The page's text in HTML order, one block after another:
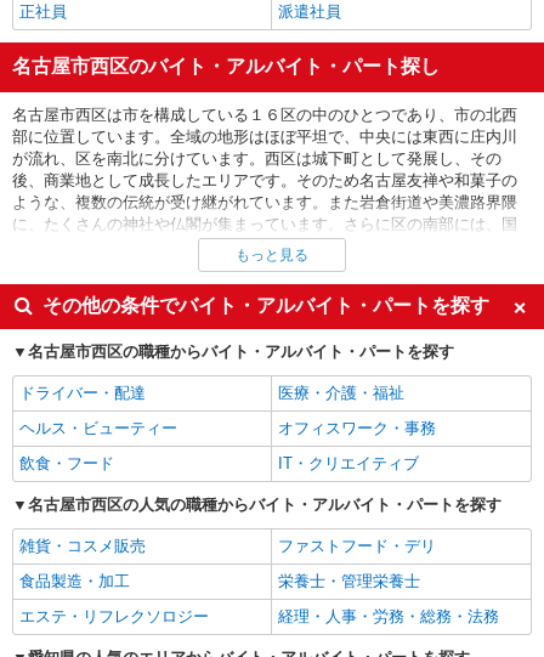
正社員
派遣社員
名古屋市西区のバイト・アルバイト・パート探し
名古屋市西区は市を構成している１６区の中のひとつであり、市の北西
部に位置しています。全域の地形はほぼ平坦で、中央には東西に庄内川
が流れ、区を南北に分けています。西区は城下町として発展し、その
後、商業地として成長したエリアです。そのため名古屋友禅や和菓子の
ような、複数の伝統が受け継がれています。また岩倉街道や美濃路界隈
に、たくさんの神社や仏閣が集まっています。さらに区の南部には、国
内有数の駄菓子や玩具の問屋街が形成されています。区内には名鉄名古
屋本線をはじめ、名古屋市営地下鉄の鶴舞線や東海交通事業の城北線な
ど複数の鉄道の路線が乗り入れています。名古屋市営バスのなどの路線
バスも運行されており、鉄道の駅やバスの停留所のそばに多数の求人が
あります。このエリアには駄菓子屋の集まる商店街があるため、駄菓子
の検品のようなバイトもあります。ほかにもパチンコ店や飲食店でのバ
イトなど、多くの職種の求人を見つけることができます。西区には名古
屋第二環状自動車道、名古屋高速６号清洲線、名古屋高速都心環状線が
通っています。さらに国道２２号や国道３０２号のような一般国道も通
っていて、たくさんの主要道路が集まっている地域です。これらの道路
沿いにはコンビニやファーストフード店が多く、接客業の求人が多いで
す。また西区はパチンコ店のバイトも見つけやすい地区です。さらにこ
のエリアには文房具を製造している会社やインテリア商品を取り扱う専
門商社などもあるため、区内で幅広い種類の求人があります。区内には
神社や仏閣が多く、岩倉街道や美濃路界隈に伊奴神社や蛇池神社、長久
山圓頓寺などがあります。特に長久山圓頓寺の周辺には、円頓寺商店街
があります。神社やお寺の周りだけでなく、庄内緑地公園のような自然
豊かな公園もある地域です。一方、オフィスと商業施設の入った名古屋
のランドマークともいえるビルも西区にあり、オフィスワークの求人も
もっと見る
その他の条件でバイト・アルバイト・パートを探す
名古屋市西区の職種からバイト・アルバイト・パートを探す
ドライバー・配達
医療・介護・福祉
ヘルス・ビューティー
オフィスワーク・事務
飲食・フード
IT・クリエイティブ
名古屋市西区の人気の職種からバイト・アルバイト・パートを探す
雑貨・コスメ販売
ファストフード・デリ
食品製造・加工
栄養士・管理栄養士
エステ・リフレクソロジー
経理・人事・労務・総務・法務